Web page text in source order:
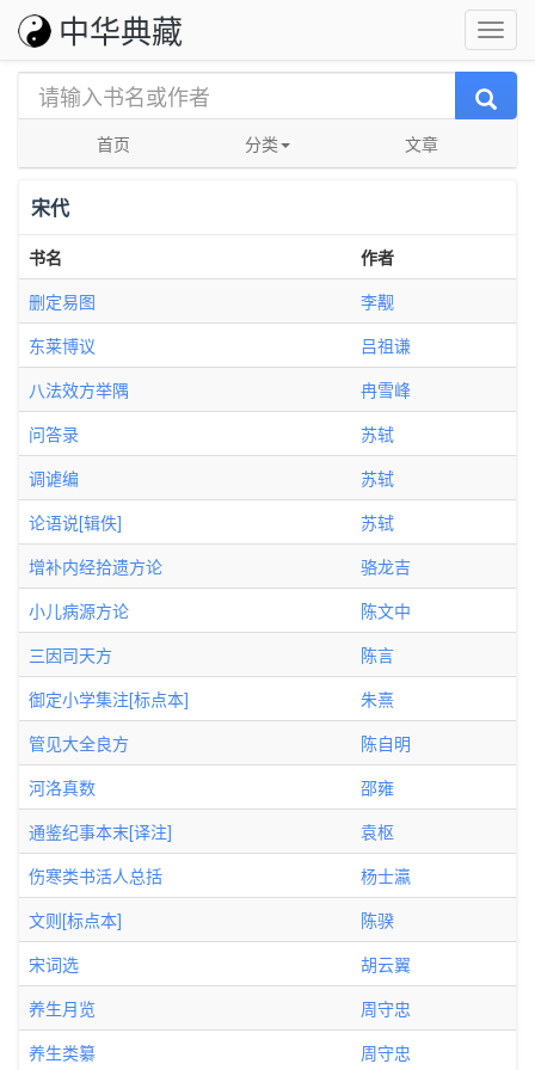
中华典藏
首页 分类 文章
宋代
书名
作者
删定易图
李觏
东莱博议
吕祖谦
八法效方举隅
冉雪峰
问答录
苏轼
调谑编
苏轼
论语说[辑佚]
苏轼
增补内经拾遗方论
骆龙吉
小儿病源方论
陈文中
三因司天方
陈言
御定小学集注[标点本]
朱熹
管见大全良方
陈自明
河洛真数
邵雍
通鉴纪事本末[译注]
袁枢
伤寒类书活人总括
杨士瀛
文则[标点本]
陈骙
宋词选
胡云翼
养生月览
周守忠
养生类纂
周守忠